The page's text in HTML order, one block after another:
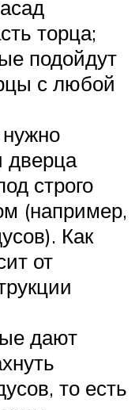
торца;
подойдут
с любой
дверца
строго
(например,
Как
от
дают
то есть